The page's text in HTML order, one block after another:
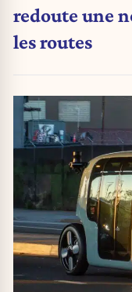
redoute une
les routes